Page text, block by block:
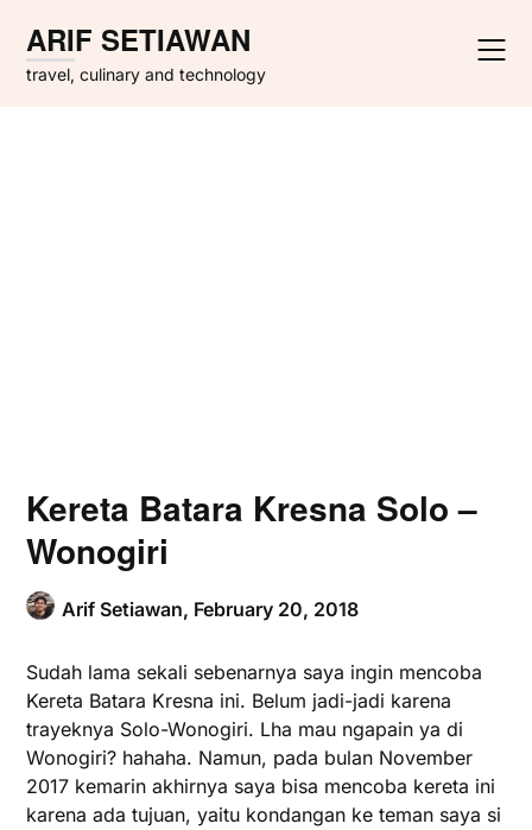
content
ARIF SETIAWAN
travel, culinary and technology
Kereta Batara Kresna Solo –
Wonogiri
Arif Setiawan, February 20, 2018
Sudah lama sekali sebenarnya saya ingin mencoba
Kereta Batara Kresna ini. Belum jadi-jadi karena
trayeknya Solo-Wonogiri. Lha mau ngapain ya di
Wonogiri? hahaha. Namun, pada bulan November
2017 kemarin akhirnya saya bisa mencoba kereta ini
karena ada tujuan, yaitu kondangan ke teman saya si